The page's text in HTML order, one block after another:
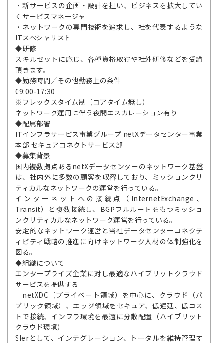
・新サービスの企画・設計を担い、ビジネスを拡大してい
くサービスマネージャ
・ネットワークの専門技術を追求し、社を代表するような
ITスペシャリスト
◆研修
スキルセットに応じ、各種資格取得や社外研修などを受講
頂きます。
◆勤務時間／その他勤務上の条件
09:00-17:30
※フレックスタイム制（コアタイム無し）
ネットワーク運用に伴う夜間エスカレーション有り
◆配属部署
ITインフラサービス事業グループ netXデータセンター事業
本部 セキュアコネクトサービス部
◆募集背景
国内複数拠点あるnetXデータセンターのネットワーク基盤
は、社内外に多数の顧客を収容しており、ミッションクリ
ティカルなネットワークの運営を行っている。
インターネットへの接続点（InternetExchange、
Transit）と複数接続し、BGPフルルートをもつミッショ
ンクリティカルなネットワーク運営を行っている。
安定的なネットワーク運営と当社データセンターコネクテ
ィビティ戦略の推進に向けネットワーク人材の体制強化を
図る。
◆組織について
エンタープライズ企業に対し最適なハイブリットクラウド
サービスを提供する
netXDC（プライベート領域）を中心に、クラウド（パ
ブリック領域）、エッジ領域をセキュア、低遅延、低コス
トで接続、インフラ環境を最適に分散配置（ハイブリット
クラウド環境）
SIerとして、インテグレーション、トータルを維持管理す